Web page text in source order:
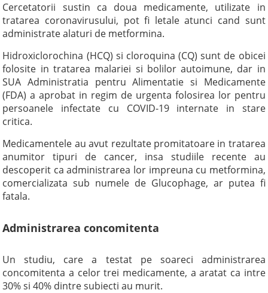
Cercetatorii sustin ca doua medicamente, utilizate in
tratarea coronavirusului, pot fi letale atunci cand sunt
administrate alaturi de metformina.
Hidroxiclorochina (HCQ) si cloroquina (CQ) sunt de obicei
folosite in tratarea malariei si bolilor autoimune, dar in
SUA Administratia pentru Alimentatie si Medicamente
(FDA) a aprobat in regim de urgenta folosirea lor pentru
persoanele infectate cu COVID-19 internate in stare
critica.
Medicamentele au avut rezultate promitatoare in tratarea
anumitor tipuri de cancer, insa studiile recente au
descoperit ca administrarea lor impreuna cu metformina,
comercializata sub numele de Glucophage, ar putea fi
fatala.
Administrarea concomitenta
Un studiu, care a testat pe soareci administrarea
concomitenta a celor trei medicamente, a aratat ca intre
30% si 40% dintre subiecti au murit.